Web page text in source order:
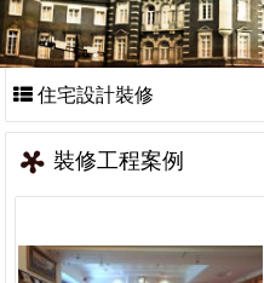
住宅設計裝修
裝修工程案例